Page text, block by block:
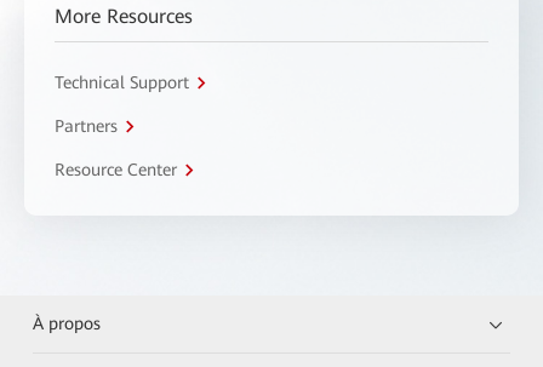
More Resources
Technical Support
Partners
Resource Center
À propos